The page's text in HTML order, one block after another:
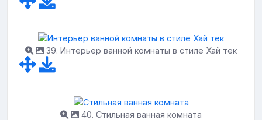
39. Интерьер ванной комнаты в стиле Хай тек
40. Стильная ванная комната